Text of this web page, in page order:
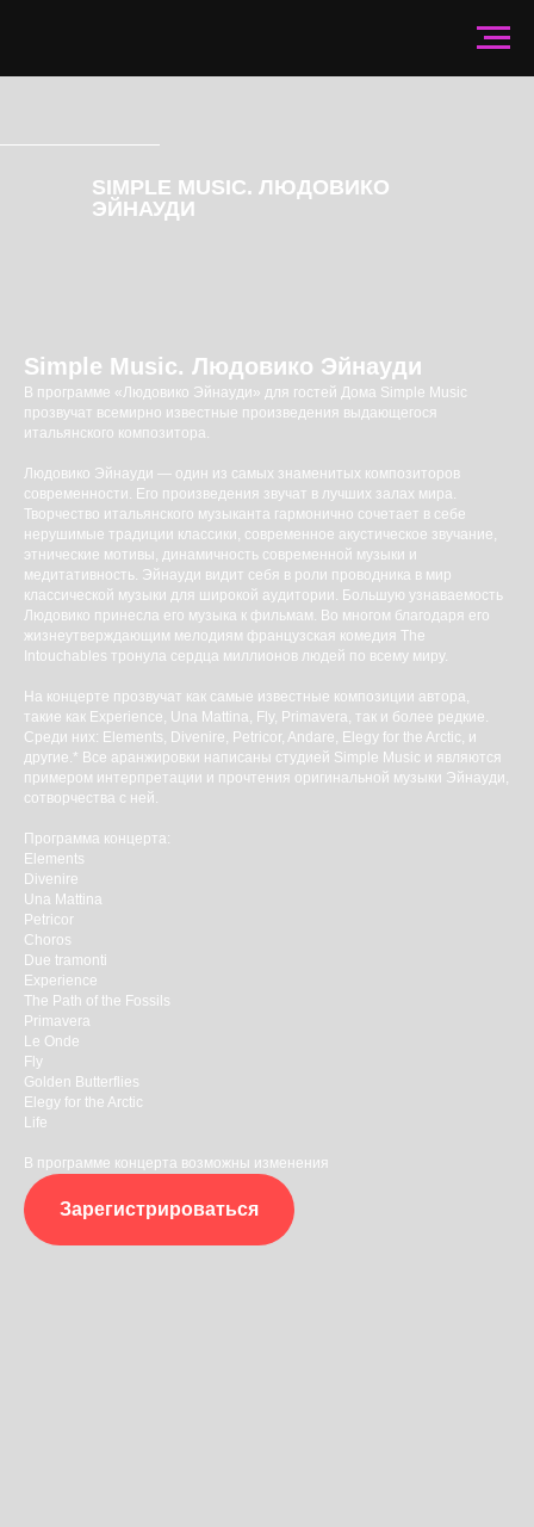
SIMPLE MUSIC. ЛЮДОВИКО
ЭЙНАУДИ
Simple Music. Людовико Эйнауди
В программе «Людовико Эйнауди» для гостей Дома Simple Music
прозвучат всемирно известные произведения выдающегося
итальянского композитора.
Людовико Эйнауди — один из самых знаменитых композиторов
современности. Его произведения звучат в лучших залах мира.
Творчество итальянского музыканта гармонично сочетает в себе
нерушимые традиции классики, современное акустическое звучание,
этнические мотивы, динамичность современной музыки и
медитативность. Эйнауди видит себя в роли проводника в мир
классической музыки для широкой аудитории. Большую узнаваемость
Людовико принесла его музыка к фильмам. Во многом благодаря его
жизнеутверждающим мелодиям французская комедия The
Intouchables тронула сердца миллионов людей по всему миру.
На концерте прозвучат как самые известные композиции автора,
такие как Experience, Una Mattina, Fly, Primavera, так и более редкие.
Среди них: Elements, Divenire, Petricor, Andare, Elegy for the Arctic, и
другие.* Все аранжировки написаны студией Simple Music и являются
примером интерпретации и прочтения оригинальной музыки Эйнауди,
сотворчества с ней.
Программа концерта:
Elements
Divenire
Una Mattina
Petricor
Choros
Due tramonti
Experience
The Path of the Fossils
Primavera
Le Onde
Fly
Golden Butterflies
Elegy for the Arctic
Life
В программе концерта возможны изменения
Зарегистрироваться